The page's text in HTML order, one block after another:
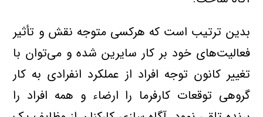
بدین ترتیب است که هرکسی متوجه نقش و تأثیر
فعالیت‌های خود بر کار سایرین شده و می‌توان با
تغییر کانون توجه افراد از عملکرد انفرادی به کار
گروهی توقعات کارفرما را ارضاء و همه افراد را